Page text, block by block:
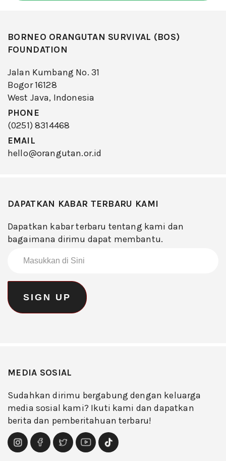
BORNEO ORANGUTAN SURVIVAL (BOS)
FOUNDATION
Jalan Kumbang No. 31
Bogor 16128
West Java, Indonesia
PHONE
(0251) 8314468
EMAIL
hello@orangutan.or.id
DAPATKAN KABAR TERBARU KAMI
Dapatkan kabar terbaru tentang kami dan
bagaimana dirimu dapat membantu.
MEDIA SOSIAL
Sudahkan dirimu bergabung dengan keluarga
media sosial kami? Ikuti kami dan dapatkan
berita dan pemberitahuan terbaru!